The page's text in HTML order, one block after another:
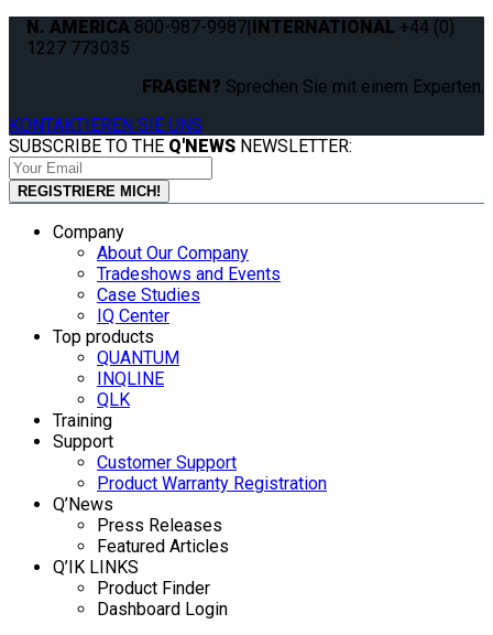
N. AMERICA 800-987-9987|INTERNATIONAL +44 (0)
1227 773035
FRAGEN? Sprechen Sie mit einem Experten.
KONTAKTIEREN SIE UNS
SUBSCRIBE TO THE Q'NEWS NEWSLETTER:
Company
About Our Company
Tradeshows and Events
Case Studies
IQ Center
Top products
QUANTUM
INQLINE
QLK
Training
Support
Customer Support
Product Warranty Registration
Q’News
Press Releases
Featured Articles
Q’IK LINKS
Product Finder
Dashboard Login